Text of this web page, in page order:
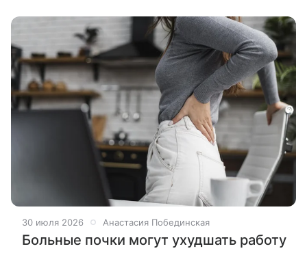
30 июля 2026 Анастасия Побединская
Больные почки могут ухудшать работу